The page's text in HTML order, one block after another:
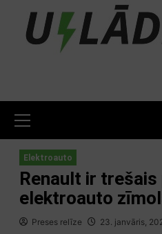
content
Menu
Elektroauto
Renault ir
elektroauto
Preses relīze 23. janvāris,